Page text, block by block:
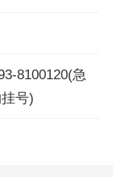
8100120(急
号)